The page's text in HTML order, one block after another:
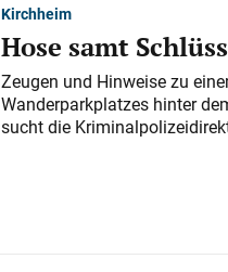
Kirchheim
Hose samt
Zeugen und Hinweise zu
Wanderparkplatzes hinter
sucht die